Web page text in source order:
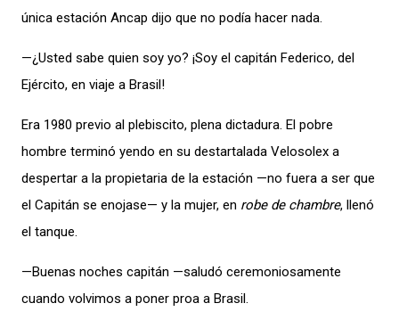
única estación Ancap dijo que no podía hacer nada.
—¿Usted sabe quien soy yo? ¡Soy el capitán Federico, del
Ejército, en viaje a Brasil!
Era 1980 previo al plebiscito, plena dictadura. El pobre
hombre terminó yendo en su destartalada Velosolex a
despertar a la propietaria de la estación —no fuera a ser que
el Capitán se enojase— y la mujer, en robe de chambre, llenó
el tanque.
—Buenas noches capitán —saludó ceremoniosamente
cuando volvimos a poner proa a Brasil.